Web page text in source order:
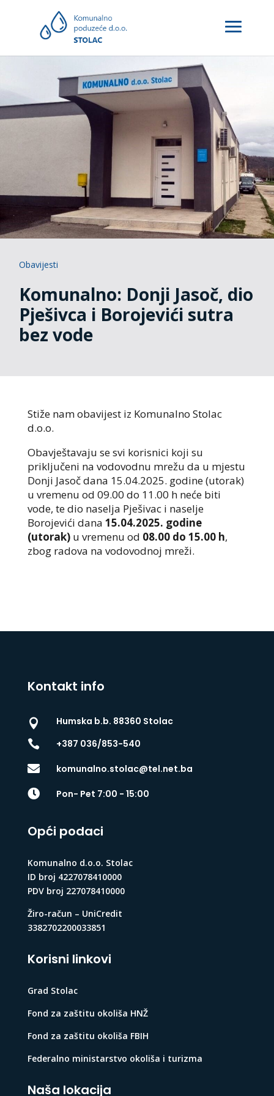
Obavijesti
Komunalno: Donji Jasoč, dio
Pješivca i Borojevići sutra
bez vode
Stiže nam obavijest iz Komunalno Stolac
d.o.o.
Obavještavaju se svi korisnici koji su
priključeni na vodovodnu mrežu da u mjestu
Donji Jasoč dana 15.04.2025. godine (utorak)
u vremenu od 09.00 do 11.00 h neće biti
vode, te dio naselja Pješivac i naselje
Borojevići dana 15.04.2025. godine
(utorak)u vremenu od 08.00 do 15.00 h,
zbog radova na vodovodnoj mreži.
Kontakt info

Humska b.b. 88360 Stolac

+387 036/853-540
 komunalno.stolac@tel.net.ba
 Pon- Pet 7:00 - 15:00
Opći podaci
Komunalno d.o.o. Stolac
ID broj 4227078410000
PDV broj 227078410000
Žiro-račun – UniCredit
3382702200033851
Korisni linkovi
Grad Stolac
Fond za zaštitu okoliša HNŽ
Fond za zaštitu okoliša FBIH
Federalno ministarstvo okoliša i turizma
Naša lokacija